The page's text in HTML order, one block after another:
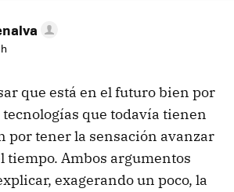
que está en el futuro bien por
que todavía tienen
por tener la sensación avanzar
tiempo. Ambos argumentos
exagerando un poco, la